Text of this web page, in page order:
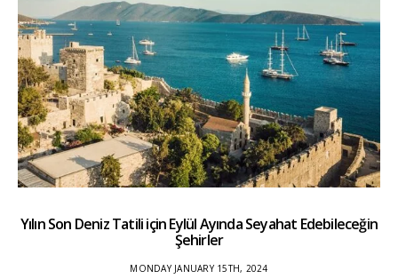
Yılın Son Deniz Tatili için Eylül Ayında Seyahat Edebileceğin
Şehirler
MONDAY JANUARY 15TH, 2024